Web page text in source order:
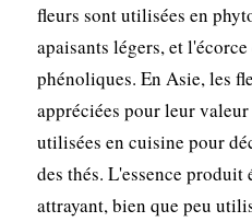
fleurs sont utilisées en
apaisants légers, et
phénoliques. En Asie, les
appréciées pour leur
utilisées en cuisine pour
des thés. L'essence produit
attrayant, bien que peu